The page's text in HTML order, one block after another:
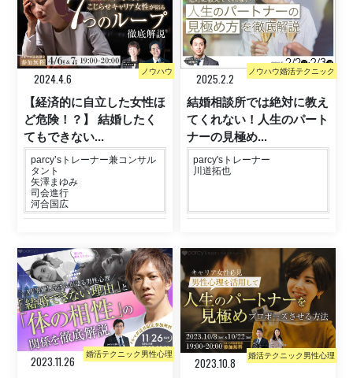
2024.4.6 ノウハウ
【経済的に自立した女性ほ
ど危険！？】 結婚したく
てもできない...
parcy’sトレーナー兼コンサル
タント
矢澤まゆみ
司会進行
河合国広
2025.2.2 ノウハウ婚活テクニック
結婚相談所では絶対に教え
てくれない！人生のパート
ナーの見極め...
parcy'sトレーナー
川道拓也
2023.11.26 婚活テクニック男性心理
2023.10.8 婚活テクニック男性心理